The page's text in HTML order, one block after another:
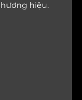
hiệu.